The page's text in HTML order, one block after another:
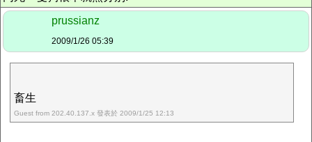
prussianz
2009/1/26 05:39
畜生
Guest from 202.40.137.x 發表於 2009/1/25 12:13